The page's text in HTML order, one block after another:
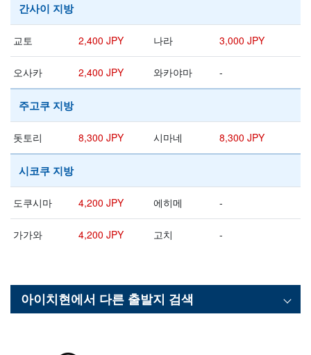
간사이 지방
교토 2,400 JPY 나라 3,000 JPY
오사카 2,400 JPY 와카야마 -
주고쿠 지방
돗토리 8,300 JPY 시마네 8,300 JPY
시코쿠 지방
도쿠시마 4,200 JPY 에히메 -
가가와 4,200 JPY 고치 -
아이치현에서 다른 출발지 검색